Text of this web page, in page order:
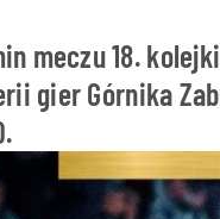
meczu 18.
gier Górnika